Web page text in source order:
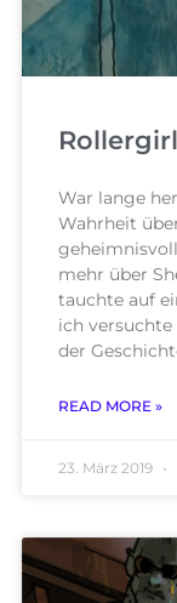
War lange
Wahrheit
mehr über
tauchte auf
ich
der
READ MORE »
23. März 2019